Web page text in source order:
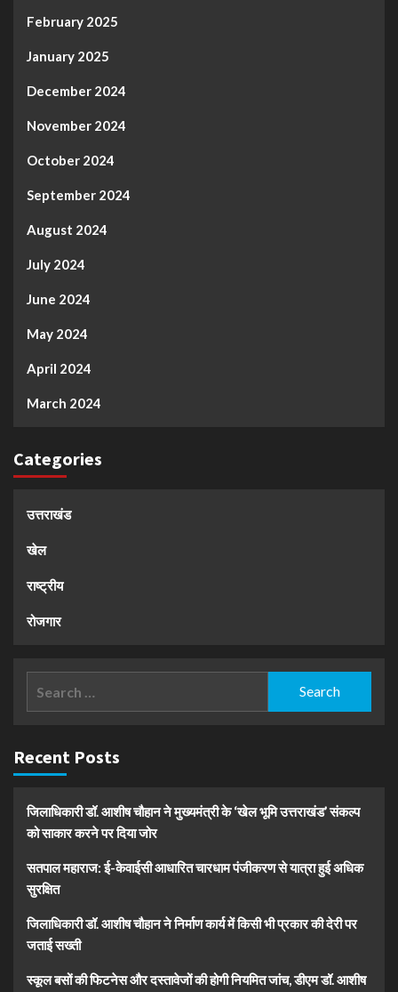
February 2025
January 2025
December 2024
November 2024
October 2024
September 2024
August 2024
July 2024
June 2024
May 2024
April 2024
March 2024
Categories
उत्तराखंड
खेल
राष्ट्रीय
रोजगार
Recent Posts
जिलाधिकारी डॉ. आशीष चौहान ने मुख्यमंत्री के ‘खेल भूमि उत्तराखंड’ संकल्प
को साकार करने पर दिया जोर
सतपाल महाराज: ई-केवाईसी आधारित चारधाम पंजीकरण से यात्रा हुई अधिक
सुरक्षित
जिलाधिकारी डॉ. आशीष चौहान ने निर्माण कार्य में किसी भी प्रकार की देरी पर
जताई सख्ती
स्कूल बसों की फिटनेस और दस्तावेजों की होगी नियमित जांच, डीएम डॉ. आशीष